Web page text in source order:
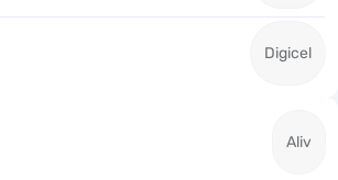
Digicel
Aliv